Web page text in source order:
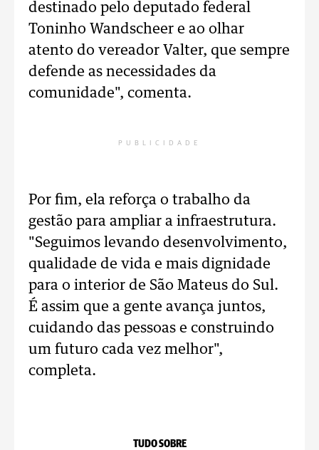
destinado pelo deputado federal
Toninho Wandscheer e ao olhar
atento do vereador Valter, que sempre
defende as necessidades da
comunidade", comenta.
PUBLICIDADE
Por fim, ela reforça o trabalho da
gestão para ampliar a infraestrutura.
"Seguimos levando desenvolvimento,
qualidade de vida e mais dignidade
para o interior de São Mateus do Sul.
É assim que a gente avança juntos,
cuidando das pessoas e construindo
um futuro cada vez melhor",
completa.
TUDO SOBRE